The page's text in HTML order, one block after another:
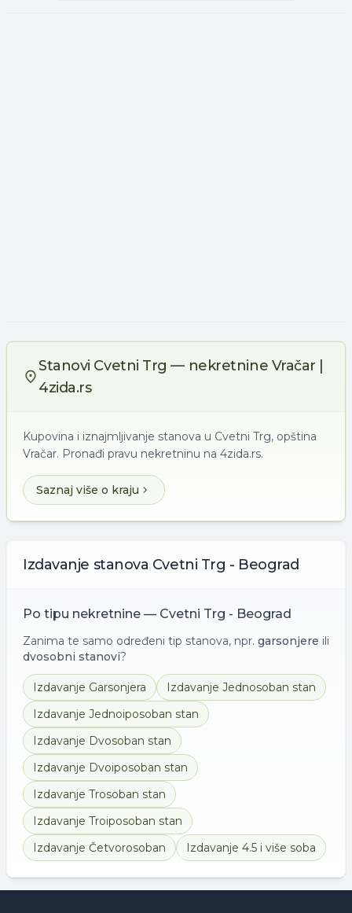
Stanovi Cvetni Trg — nekretnine Vračar |
4zida.rs
Kupovina i iznajmljivanje stanova u Cvetni Trg, opština
Vračar. Pronađi pravu nekretninu na 4zida.rs.
Saznaj više o kraju
Izdavanje stanova Cvetni Trg - Beograd
Po tipu nekretnine — Cvetni Trg - Beograd
Zanima te samo određeni tip stanova, npr. garsonjere ili
dvosobni stanovi?
Izdavanje Garsonjera Izdavanje Jednosoban stan
Izdavanje Jednoiposoban stan
Izdavanje Dvosoban stan
Izdavanje Dvoiposoban stan
Izdavanje Trosoban stan
Izdavanje Troiposoban stan
Izdavanje Četvorosoban Izdavanje 4.5 i više soba